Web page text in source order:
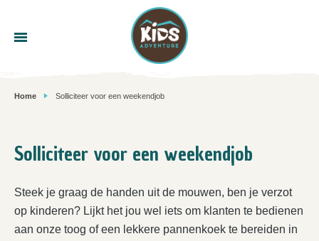
Home Solliciteer voor een weekendjob
Solliciteer voor een weekendjob
Steek je graag de handen uit de mouwen, ben je verzot
op kinderen? Lijkt het jou wel iets om klanten te bedienen
aan onze toog of een lekkere pannenkoek te bereiden in